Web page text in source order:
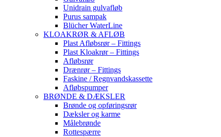
Unidrain gulvafløb
Purus sampak
Blücher WaterLine
KLOAKRØR & AFLØB
Plast Afløbsrør – Fittings
Plast Kloakrør – Fittings
Afløbsrør
Drænrør – Fittings
Faskine / Regnvandskassette
Afløbspumper
BRØNDE & DÆKSLER
Brønde og opføringsrør
Dæksler og karme
Målebrønde
Rottespærre